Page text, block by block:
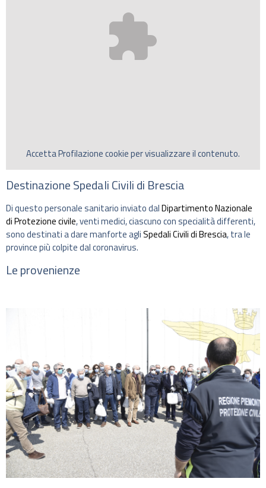
AccettaProfilazionecookie per visualizzare il contenuto.
Destinazione Spedali Civili di Brescia
Di questo personale sanitario inviato dalDipartimento Nazionale
di Protezione civile, venti medici, ciascuno con specialità differenti,
sono destinati a dare manforte agliSpedali Civili di Brescia, tra le
province più colpite dal coronavirus.
Le provenienze